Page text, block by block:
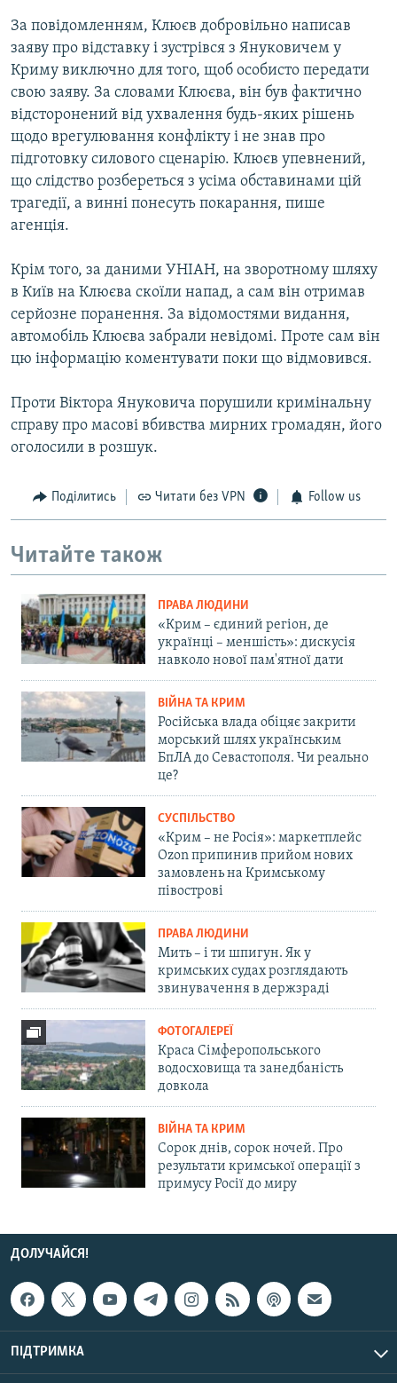
За повідомленням, Клюєв добровільно написав
заяву про відставку і зустрівся з Януковичем у
Криму виключно для того, щоб особисто передати
свою заяву. За словами Клюєва, він був фактично
відсторонений від ухвалення будь-яких рішень
щодо врегулювання конфлікту і не знав про
підготовку силового сценарію. Клюєв упевнений,
що слідство розбереться з усіма обставинами цій
трагедії, а винні понесуть покарання, пише
агенція.
Крім того, за даними УНІАН, на зворотному шляху
в Київ на Клюєва скоїли напад, а сам він отримав
серйозне поранення. За відомостями видання,
автомобіль Клюєва забрали невідомі. Проте сам він
цю інформацію коментувати поки що відмовився.
Проти Віктора Януковича порушили кримінальну
справу про масові вбивства мирних громадян, його
оголосили в розшук.
Поділитись Читати без VPN Follow us
Читайте також
ПРАВА ЛЮДИНИ
«Крим – єдиний регіон, де
українці – меншість»: дискусія
навколо нової пам'ятної дати
ВІЙНА ТА КРИМ
Російська влада обіцяє закрити
морський шлях українським
БпЛА до Севастополя. Чи реально
це?
СУСПІЛЬСТВО
«Крим – не Росія»: маркетплейс
Ozon припинив прийом нових
замовлень на Кримському
півострові
ПРАВА ЛЮДИНИ
Мить – і ти шпигун. Як у
кримських судах розглядають
звинувачення в держзраді
ФОТОГАЛЕРЕЇ
Краса Сімферопольського
водосховища та занедбаність
довкола
ВІЙНА ТА КРИМ
Сорок днів, сорок ночей. Про
результати кримської операції з
примусу Росії до миру
ДОЛУЧАЙСЯ!
ПІДТРИМКА